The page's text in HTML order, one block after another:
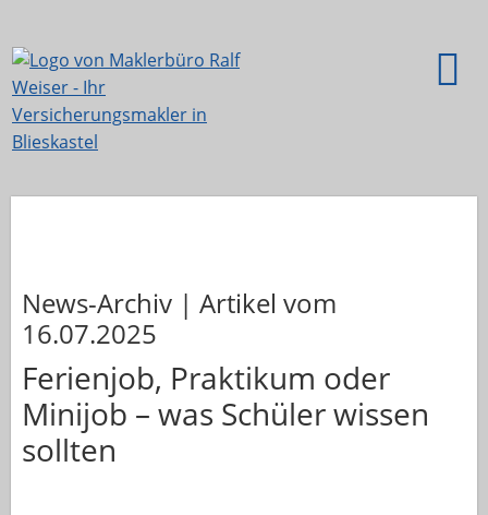
News-Archiv | Artikel vom
16.07.2025
Ferienjob, Praktikum oder
Minijob – was Schüler wissen
sollten